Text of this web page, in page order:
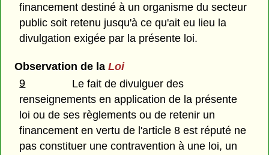
financement destiné à un organisme du secteur
public soit retenu jusqu'à ce qu'ait eu lieu la
divulgation exigée par la présente loi.
Observation de la Loi
9
Le fait de divulguer des
renseignements en application de la présente
loi ou de ses règlements ou de retenir un
financement en vertu de l'article 8 est réputé ne
pas constituer une contravention à une loi, un